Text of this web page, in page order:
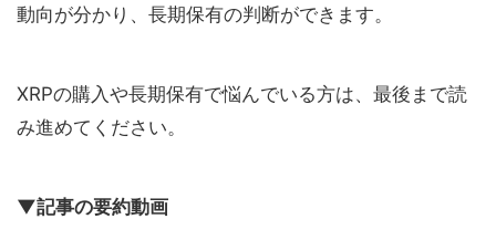
動向が分かり、長期保有の判断ができます。
XRPの購入や長期保有で悩んでいる方は、最後まで読
み進めてください。
▼記事の要約動画